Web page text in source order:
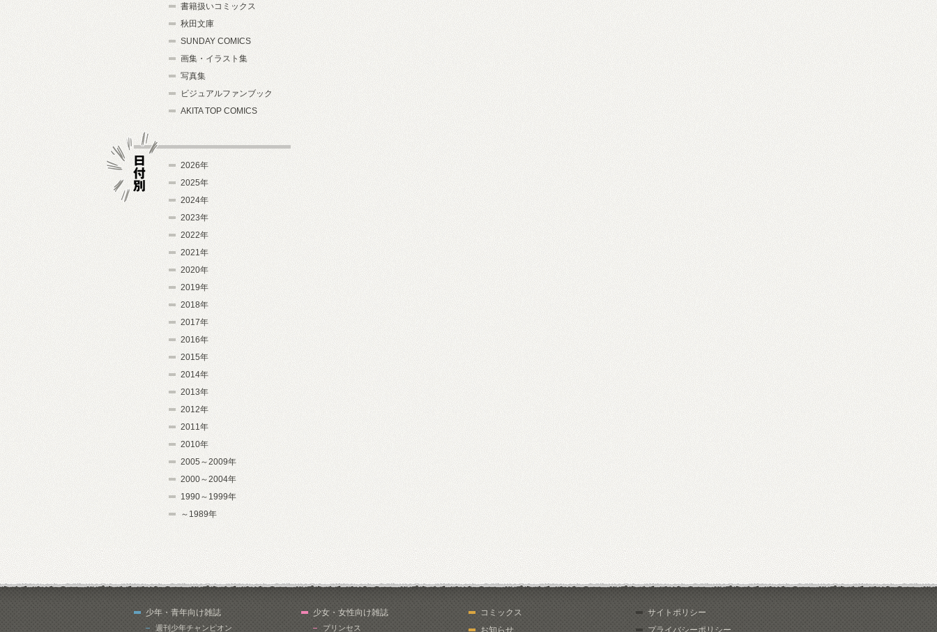
書籍扱いコミックス
秋田文庫
SUNDAY COMICS
画集・イラスト集
写真集
ビジュアルファンブック
AKITA TOP COMICS
2026年
2025年
2024年
2023年
2022年
2021年
2020年
2019年
2018年
2017年
2016年
2015年
2014年
2013年
2012年
2011年
2010年
2005～2009年
2000～2004年
1990～1999年
～1989年
少年・青年向け雑誌
週刊少年チャンピオン
少女・女性向け雑誌
プリンセス
コミックス
お知らせ
サイトポリシー
プライバシーポリシー